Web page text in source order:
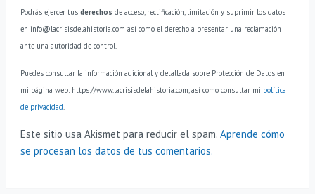
Podrás ejercer tus derechos de acceso, rectificación, limitación y suprimir los datos
en info@lacrisisdelahistoria.com así como el derecho a presentar una reclamación
ante una autoridad de control.
Puedes consultar la información adicional y detallada sobre Protección de Datos en
mi página web: https://www.lacrisisdelahistoria.com, así como consultar mi política
de privacidad.
Este sitio usa Akismet para reducir el spam. Aprende cómo
se procesan los datos de tus comentarios.